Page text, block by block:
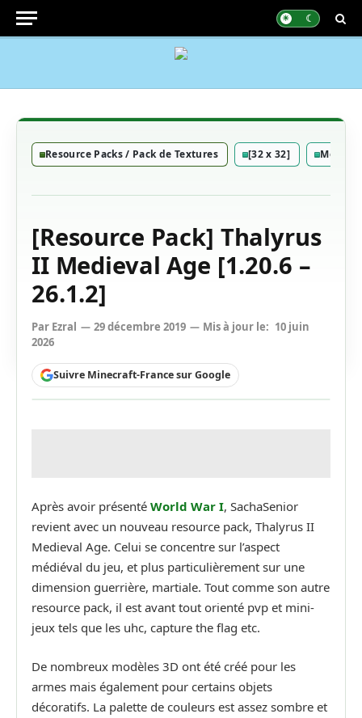
Resource Packs / Pack de Textures [32 x 32]
[Resource Pack] Thalyrus
II Medieval Age [1.20.6 –
26.1.2]
Par Ezral 29 décembre 2019 Mis à jour le: 10 juin
2026
Suivre Minecraft-France sur Google
Après avoir présenté World War I, SachaSenior
revient avec un nouveau resource pack, Thalyrus II
Medieval Age. Celui se concentre sur l’aspect
médiéval du jeu, et plus particulièrement sur une
dimension guerrière, martiale. Tout comme son autre
resource pack, il est avant tout orienté pvp et mini-
jeux tels que les uhc, capture the flag etc.
De nombreux modèles 3D ont été créé pour les
armes mais également pour certains objets
décoratifs. La palette de couleurs est assez sombre et